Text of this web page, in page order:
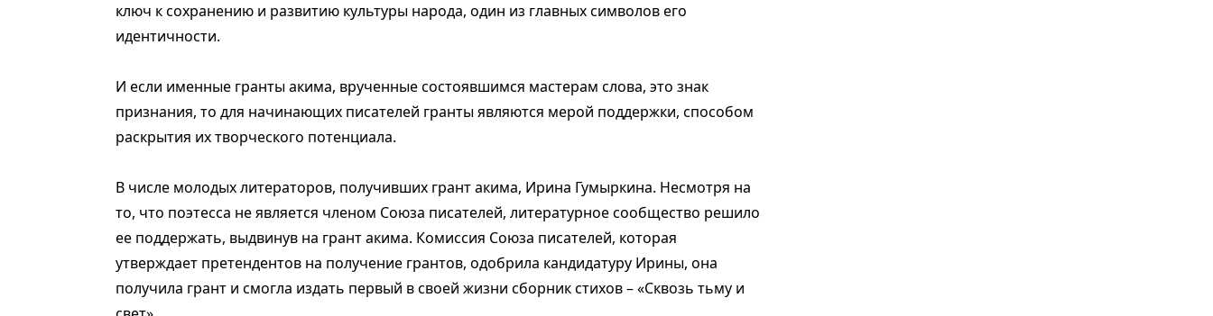
ключ к сохранению и развитию культуры народа, один из главных символов его
идентичности.
И если именные гранты акима, врученные состоявшимся мастерам слова, это знак
признания, то для начинающих писателей гранты являются мерой поддержки, способом
раскрытия их творческого потенциала.
В числе молодых литераторов, получивших грант акима, Ирина Гумыркина. Несмотря на
то, что поэтесса не является членом Союза писателей, литературное сообщество решило
ее поддержать, выдвинув на грант акима. Комиссия Союза писателей, которая
утверждает претендентов на получение грантов, одобрила кандидатуру Ирины, она
получила грант и смогла издать первый в своей жизни сборник стихов – «Сквозь тьму и